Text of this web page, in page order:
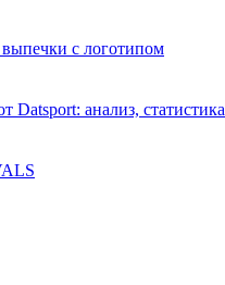
с логотипом
анализ,